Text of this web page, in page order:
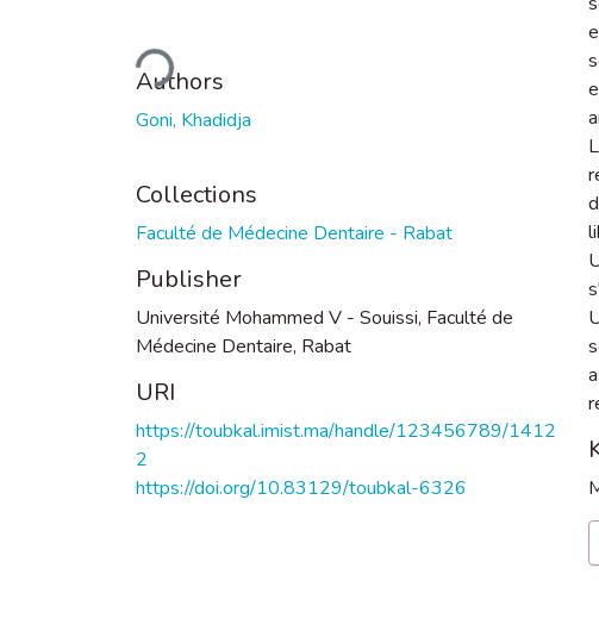
Loading...
Authors
Goni, Khadidja
Collections
Faculté de Médecine Dentaire - Rabat
Publisher
Université Mohammed V - Souissi, Faculté de
Médecine Dentaire, Rabat
URI
https://toubkal.imist.ma/handle/123456789/1412
2
https://doi.org/10.83129/toubkal-6326